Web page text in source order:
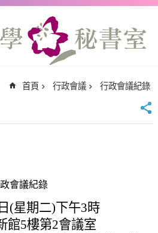
首頁 行政會議 行政會議紀錄
會議紀錄
日 (星期二)下午3時
館5樓第2會議室